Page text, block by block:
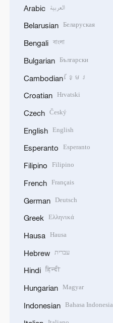
Arabic العربية
Belarusian Беларуская
Bengali বাংলা
Bulgarian Български
Cambodian ខ្មែរ
Croatian Hrvatski
Czech Český
English English
Esperanto Esperanto
Filipino Filipino
French Français
German Deutsch
Greek Ελληνικά
Hausa Hausa
Hebrew עברית
Hindi हिन्दी
Hungarian Magyar
Indonesian Bahasa Indonesia